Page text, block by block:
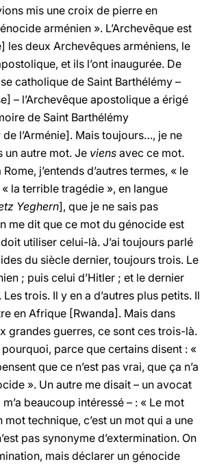
mis une croix de pierre en
arménien ». L’Archevêque est
les deux Archevêques arméniens, le
et ils l’ont inaugurée. De
catholique de Saint Barthélémy –
– l’Archevêque apostolique a érigé
de Saint Barthélémy
l’Arménie]. Mais toujours…, je ne
un autre mot. Je viens avec ce mot.
Rome, j’entends d’autres termes, « le
la terrible tragédie », en langue
Yeghern], que je ne sais pas
me dit que ce mot du génocide est
doit utiliser celui-là. J’ai toujours parlé
du siècle dernier, toujours trois. Le
; puis celui d’Hitler ; et le dernier
trois. Il y en a d’autres plus petits. Il
en Afrique [Rwanda]. Mais dans
grandes guerres, ce sont ces trois-là.
pourquoi, parce que certains disent : «
que ce n’est pas vrai, que ça n’a
». Un autre me disait – un avocat
m’a beaucoup intéressé – : « Le mot
technique, c’est un mot qui a une
pas synonyme d’extermination. On
mais déclarer un génocide